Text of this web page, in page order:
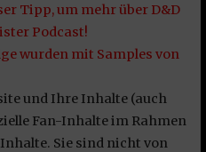
Tipp, um mehr über D&D
Podcast!
wurden mit Samples von
und Ihre Inhalte (auch
Fan-Inhalte im Rahmen
Sie sind nicht von